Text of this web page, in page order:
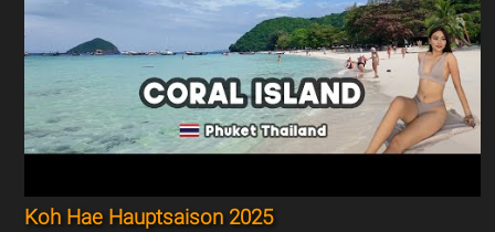
Koh Hae Hauptsaison 2025